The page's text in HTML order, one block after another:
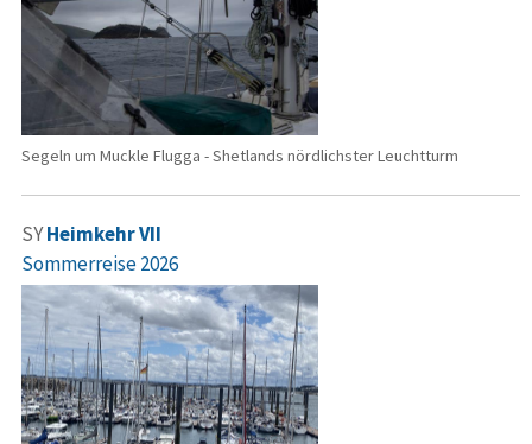
Segeln um Muckle Flugga - Shetlands nördlichster Leuchtturm
SYHeimkehr VII
Sommerreise 2026